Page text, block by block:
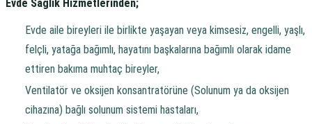
Evde Sağlık Hizmetlerinden;
Evde aile bireyleri ile birlikte yaşayan veya kimsesiz, engelli, yaşlı,
felçli, yatağa bağımlı, hayatını başkalarına bağımlı olarak idame
ettiren bakıma muhtaç bireyler,
Ventilatör ve oksijen konsantratörüne (Solunum ya da oksijen
cihazına) bağlı solunum sistemi hastaları,